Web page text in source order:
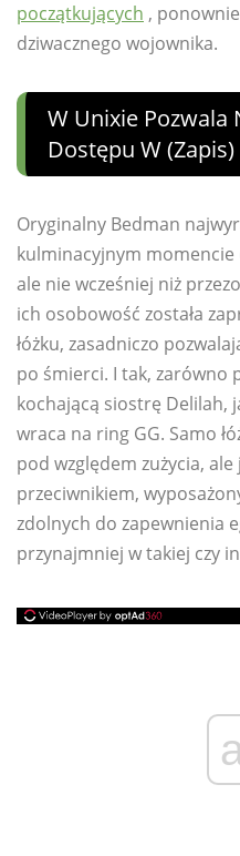
początkujących ,
dziwacznego wojownika.
W Unixie Pozwala
Dostępu W (zapis)
Oryginalny Bedman
kulminacyjnym momencie
ale nie wcześniej niż
ich osobowość została
łóżku, zasadniczo
po śmierci. I tak, zarówno
kochającą siostrę Delilah,
wraca na ring GG. Samo
pod względem zużycia,
przeciwnikiem,
zdolnych do zapewnienia
przynajmniej w takiej czy